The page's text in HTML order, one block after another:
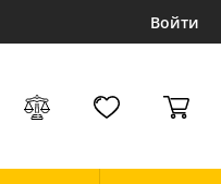
Войти